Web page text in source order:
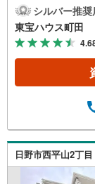
す。お
「心」
そ、そ
ること
可能！
日～4
間期の
てこれ
探しを
ウス町
問合せ
シルバー推奨
東宝ハウス町田
日野市西平山2丁目